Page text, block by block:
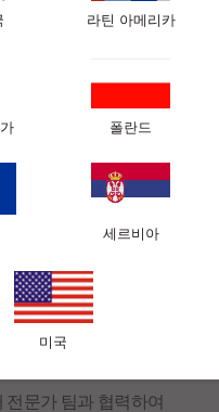
까?
문가 팀과 협력하여
라틴 아메리카
폴란드
세르비아
미국